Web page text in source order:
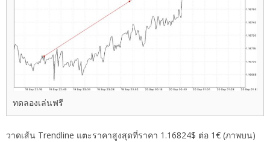
ทดลองเล่นฟรี
วาดเส้น Trendline แตะราคาสูงสุดที่ราคา 1.16824$ ต่อ 1€ (ภาพบน)